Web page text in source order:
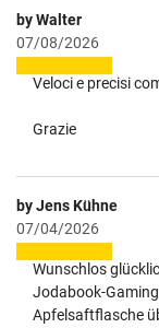
by Walter
07/08/2026
Veloci e precisi
Grazie
by Jens Kühne
07/04/2026
Wunschlos
Jodabook-
Apfelsaftflasche